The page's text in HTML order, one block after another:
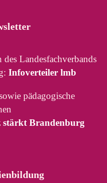
Landesfachverbands
Infoverteiler lmb
pädagogische
stärkt Brandenburg